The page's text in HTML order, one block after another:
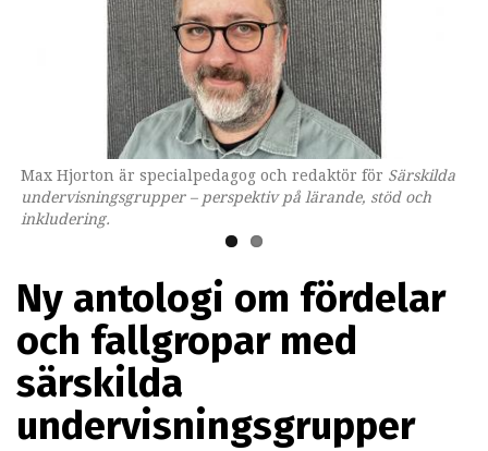
Max Hjorton är specialpedagog och redaktör för Särskilda
undervisningsgrupper – perspektiv på lärande, stöd och
inkludering.
Omslaget till boken som ges ut av Lärarförlaget.
Ny antologi om fördelar
och fallgropar med
särskilda
undervisningsgrupper